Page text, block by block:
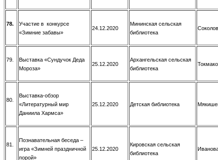
78.
Участие в конкурсе
«Зимние забавы»
24.12.2020
Мининская сельская
библиотека
79.
Выставка «Сундучок Деда
Мороза»
25.12.2020
Архангельская сельская
библиотека
80.
Выставка-обзор
«Литературный мир
Даниила Хармса»
25.12.2020 Детская библиотека
81.
Познавательная беседа –
игра «Зимней праздничной
порой»
25.12.2020
Кировская сельская
библиотека